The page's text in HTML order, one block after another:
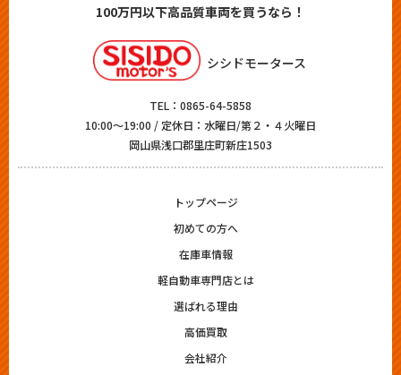
100万円以下高品質車両を買うなら！
シシドモータース
TEL： 0865-64-5858
10:00～19:00 / 定休日：水曜日/第２・４火曜日
岡山県浅口郡里庄町新庄1503
トップページ
初めての方へ
在庫車情報
軽自動車専門店とは
選ばれる理由
高価買取
会社紹介